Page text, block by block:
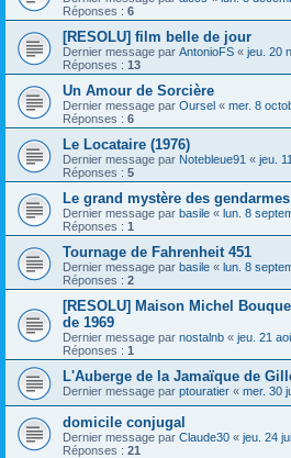
Réponses : 6
[RESOLU] film belle de jour
Dernier message par AntonioFS « jeu. 20
Réponses : 13
Un Amour de Sorcière
Dernier message par Oursel « mer. 8
Réponses : 6
Le Locataire (1976)
Dernier message par Notebleue91 « jeu.
Réponses : 5
Le grand mystère des
Dernier message par basile « lun. 8
Réponses : 1
Tournage de Fahrenheit 451
Dernier message par basile « lun. 8
Réponses : 2
[RESOLU] Maison Michel
de 1969
Dernier message par nostalnb « jeu. 21
Réponses : 1
L'Auberge de la Jamaïque de
Dernier message par ptouratier « mer. 30
domicile conjugal
Dernier message par Claude30 « jeu. 24
Réponses : 21